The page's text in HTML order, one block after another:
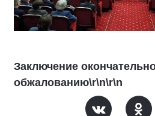
Заключение
обжалованию\r\n\r\n